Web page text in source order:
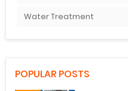
Water Treatment
POPULAR POSTS